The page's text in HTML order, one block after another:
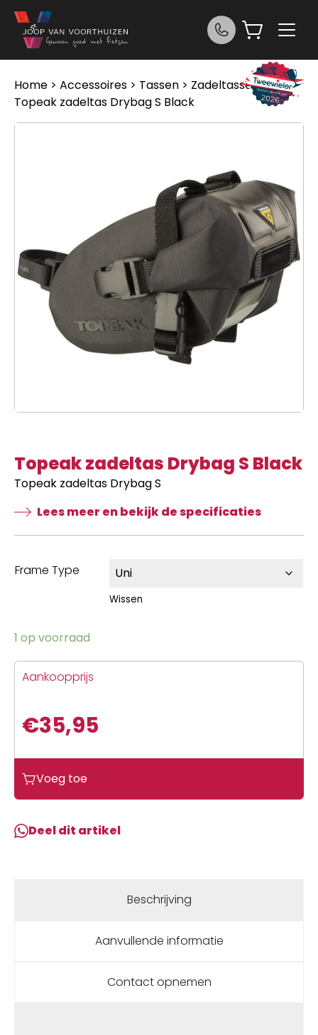
Ga naar de inhoud
Home > Accessoires > Tassen > Zadeltassen>
Topeak zadeltas Drybag S Black
Topeak zadeltas Drybag S Black
Topeak zadeltas Drybag S
Lees meer en bekijk de specificaties
Frame Type
Wissen
1 op voorraad
Aankoopprijs
€35,95
Voeg toe
Deel dit artikel
Beschrijving
Aanvullende informatie
Contact opnemen